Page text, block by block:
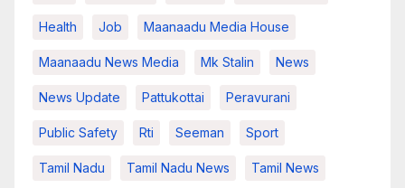
Health Job Maanaadu Media House
Maanaadu News Media Mk Stalin News
News Update Pattukottai Peravurani
Public Safety Rti Seeman Sport
Tamil Nadu Tamil Nadu News Tamil News